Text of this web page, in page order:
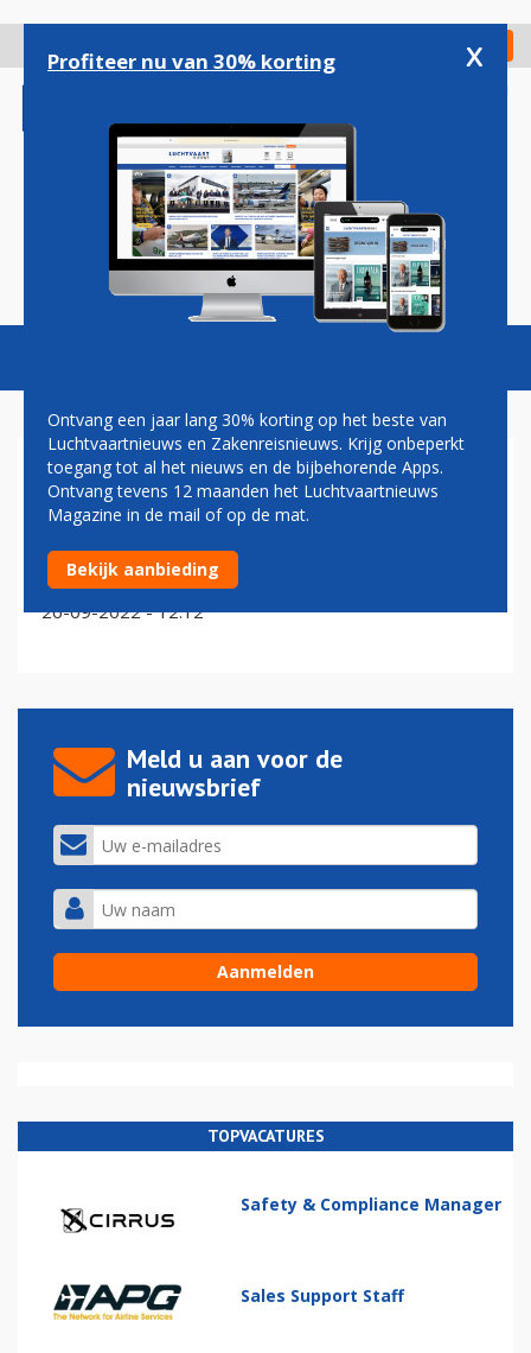
gaan
Check in
Magazine Podcasts Vacatures
MOBILISATIE
Aeroflot en andere Russische airlines voorzien
personeelsproblemen vanwege mobilisatie
26-09-2022 - 12:12
Meld u aan voor de
nieuwsbrief
TOPVACATURES
Safety & Compliance Manager
Sales Support Staff
Profiteer nu van 30% korting x
Ontvang een jaar lang 30% korting op het beste van
Luchtvaartnieuws en Zakenreisnieuws. Krijg onbeperkt
toegang tot al het nieuws en de bijbehorende Apps.
Ontvang tevens 12 maanden het Luchtvaartnieuws
Magazine in de mail of op de mat.
Bekijk aanbieding